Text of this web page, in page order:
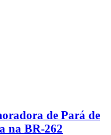
de Pará de
na BR-262